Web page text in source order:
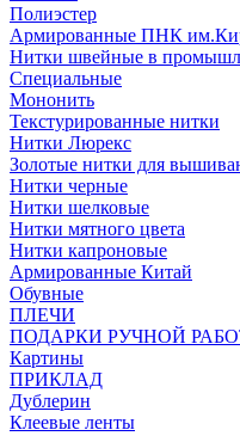
Полиэстер
Армированные ПНК
Нитки швейные в
Специальные
Мононить
Текстурированные нитки
Нитки Люрекс
Золотые нитки для
Нитки черные
Нитки шелковые
Нитки мятного цвета
Нитки капроновые
Армированные Китай
Обувные
ПЛЕЧИ
ПОДАРКИ РУЧНОЙ
Картины
ПРИКЛАД
Дублерин
Клеевые ленты